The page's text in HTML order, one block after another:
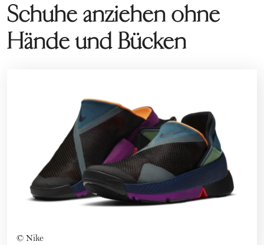
Schuhe anziehen ohne
Hände und Bücken
© Nike